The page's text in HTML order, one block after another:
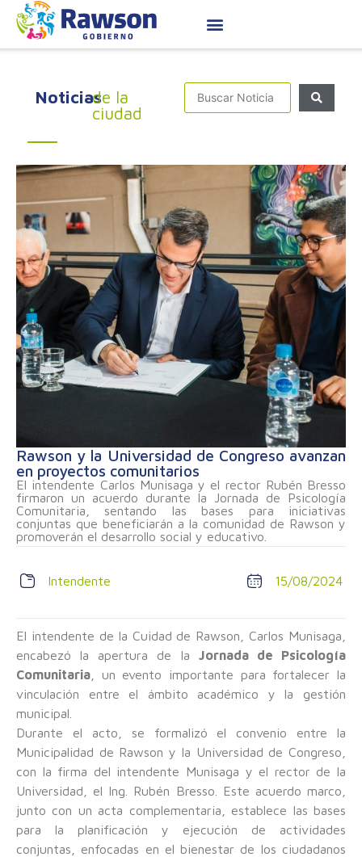
Noticiasde la
ciudad
Rawson y la Universidad de Congreso avanzan
en proyectos comunitarios
El intendente Carlos Munisaga y el rector Rubén Bresso
firmaron un acuerdo durante la Jornada de Psicología
Comunitaria, sentando las bases para iniciativas
conjuntas que beneficiarán a la comunidad de Rawson y
promoverán el desarrollo social y educativo.
Intendente 15/08/2024
El intendente de la Cuidad de Rawson, Carlos Munisaga,
encabezó la apertura de la Jornada de Psicología
Comunitaria , un evento importante para fortalecer la
vinculación entre el ámbito académico y la gestión
municipal.
Durante el acto, se formalizó el convenio entre la
Municipalidad de Rawson y la Universidad de Congreso,
con la firma del intendente Munisaga y el rector de la
Universidad, el Ing. Rubén Bresso. Este acuerdo marco,
junto con un acta complementaria, establece las bases
para la planificación y ejecución de actividades
conjuntas, enfocadas en el bienestar de los ciudadanos